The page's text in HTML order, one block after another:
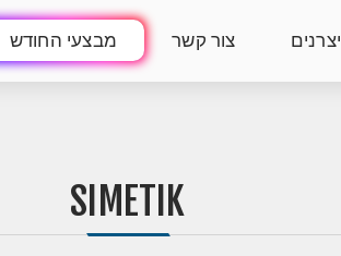
יצרנים צור קשר מבצעי החודש
SIMETIK